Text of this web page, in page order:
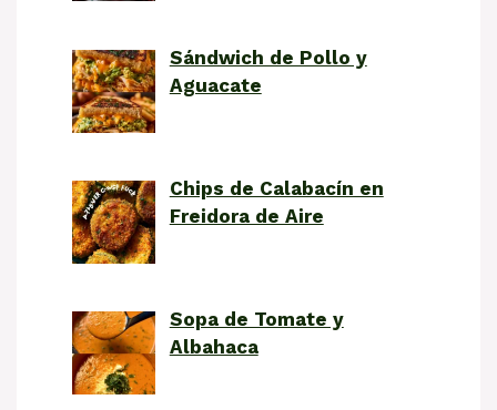
Sándwich de Pollo y
Aguacate
Chips de Calabacín en
Freidora de Aire
Sopa de Tomate y
Albahaca